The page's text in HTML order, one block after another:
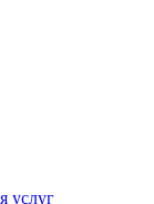
услуг